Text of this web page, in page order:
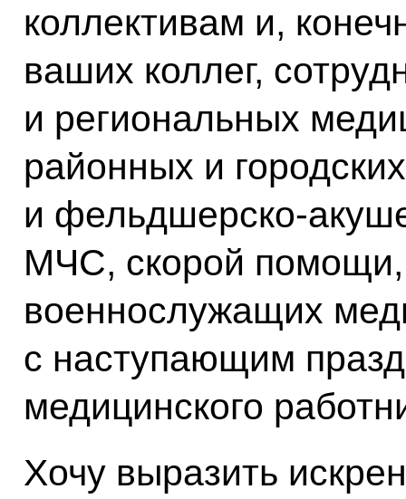
коллективам и,
ваших коллег,
и региональных
районных и
и фельдшерско-
МЧС, скорой помощи,
военнослужащих
с наступающим
медицинского
Хочу выразить